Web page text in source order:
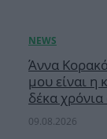
Άννα
μου είναι η
δέκα
09.08.2026